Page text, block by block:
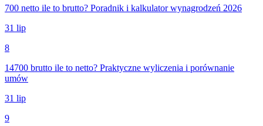
700 netto ile to brutto? Poradnik i kalkulator wynagrodzeń 2026
31 lip
8
14700 brutto ile to netto? Praktyczne wyliczenia i porównanie
umów
31 lip
9